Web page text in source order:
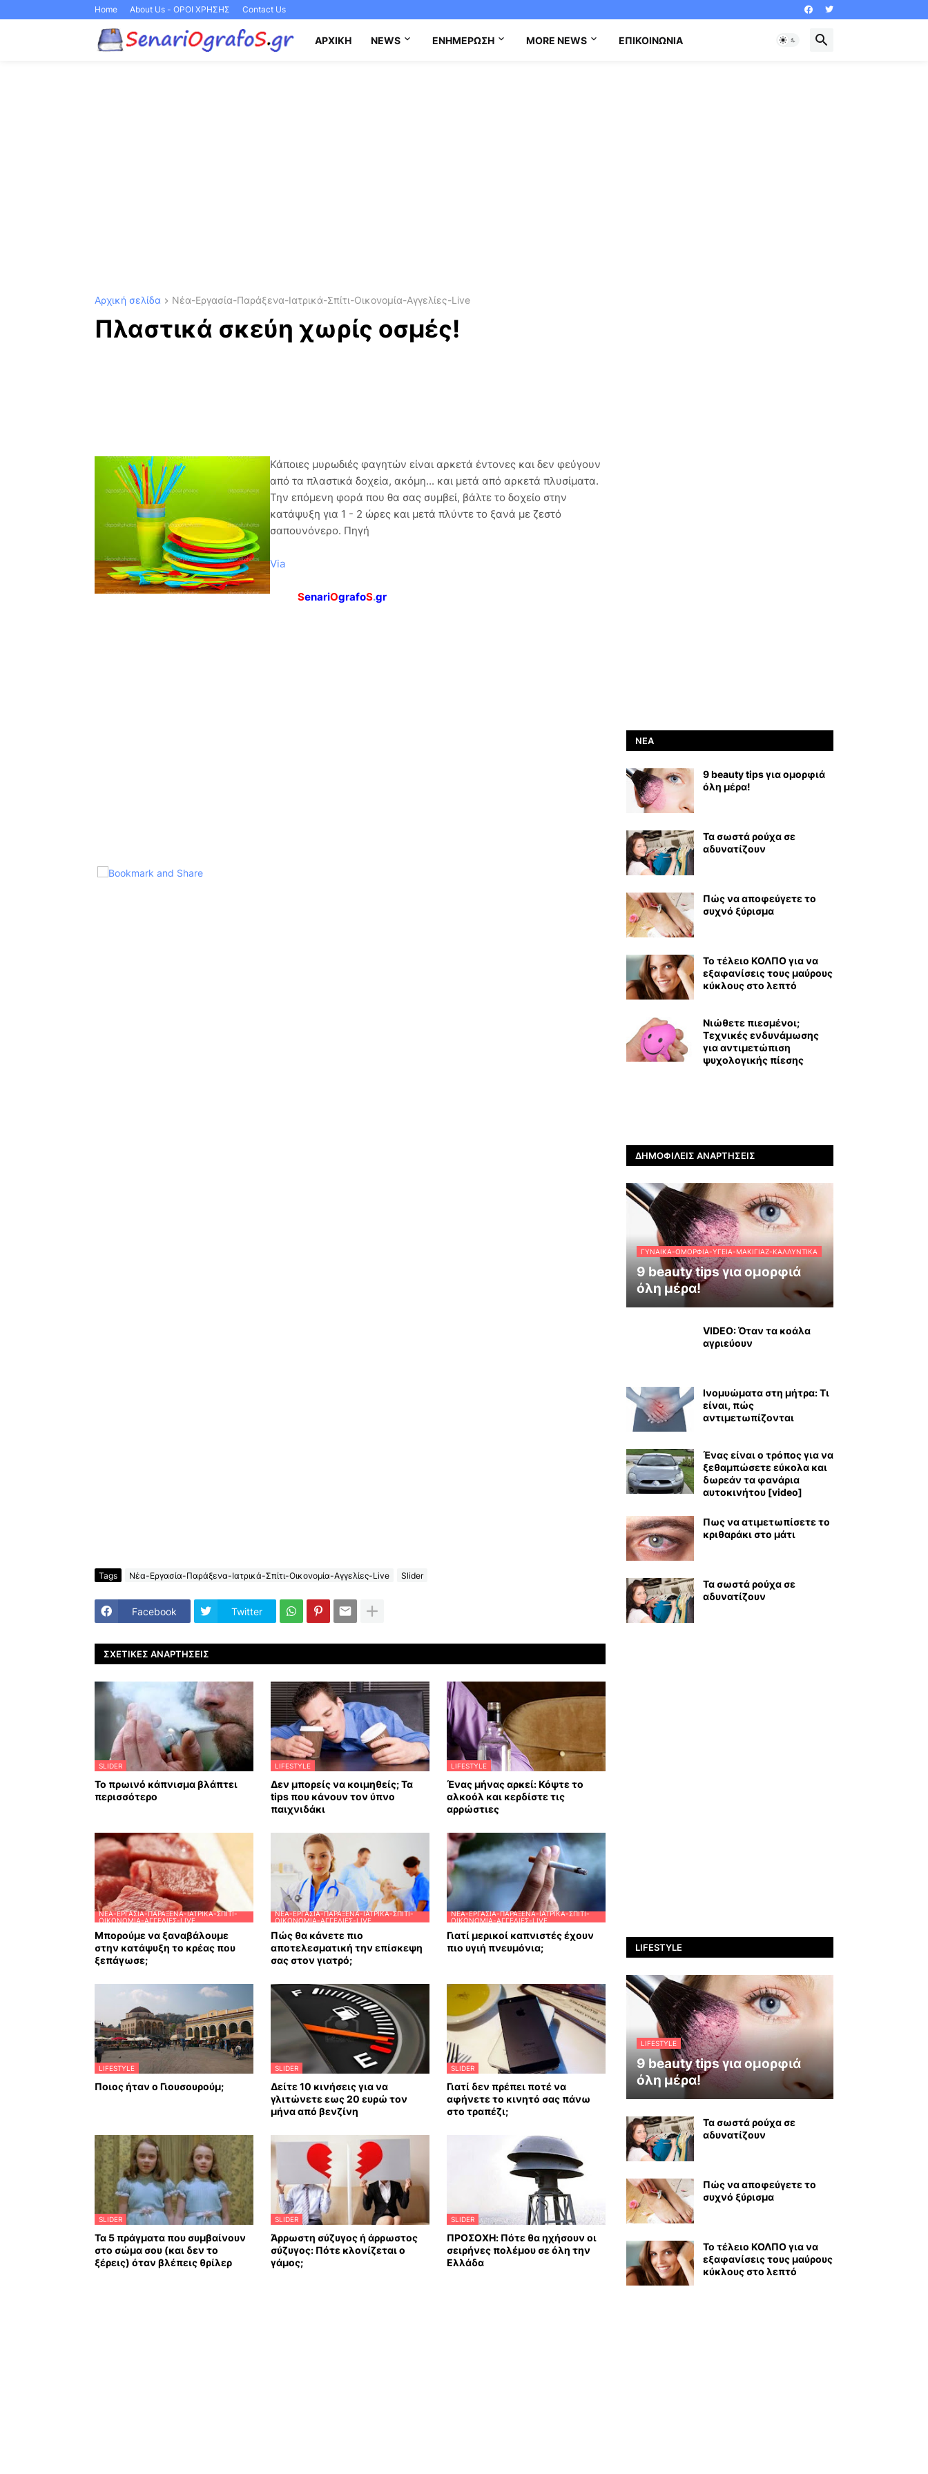
Home About Us - ΟΡΟΙ ΧΡΗΣΗΣ Contact Us
ΑΡΧΙΚΉ NEWS ΕΝΗΜΈΡΩΣΗ MORE NEWS ΕΠΙΚΟΙΝΩΝΊΑ
Αρχική σελίδα Νέα-Εργασία-Παράξενα-Ιατρικά-Σπίτι-Οικονομία-Αγγελίες-Live
Πλαστικά σκεύη χωρίς οσμές!
Κάποιες μυρωδιές φαγητών είναι αρκετά έντονες και δεν φεύγουν
από τα πλαστικά δοχεία, ακόμη... και μετά από αρκετά πλυσίματα.
Την επόμενη φορά που θα σας συμβεί, βάλτε το δοχείο στην
κατάψυξη για 1 - 2 ώρες και μετά πλύντε το ξανά με ζεστό
σαπουνόνερο. Πηγή
Via
SenariOgrafoS.gr
Tags Νέα-Εργασία-Παράξενα-Ιατρικά-Σπίτι-Οικονομία-Αγγελίες-Live Slider
Facebook Twitter
ΣΧΕΤΙΚΈΣ ΑΝΑΡΤΉΣΕΙΣ
SLIDER
Το πρωινό κάπνισμα βλάπτει
περισσότερο
LIFESTYLE
Δεν μπορείς να κοιμηθείς; Τα
tips που κάνουν τον ύπνο
παιχνιδάκι
LIFESTYLE
Ένας μήνας αρκεί: Κόψτε το
αλκοόλ και κερδίστε τις
αρρώστιες
ΝΈΑ-ΕΡΓΑΣΊΑ-ΠΑΡΆΞΕΝΑ-ΙΑΤΡΙΚΆ-ΣΠΊΤΙ-
ΟΙΚΟΝΟΜΊΑ-ΑΓΓΕΛΊΕΣ-LIVE
Μπορούμε να ξαναβάλουμε
στην κατάψυξη το κρέας που
ξεπάγωσε;
ΝΈΑ-ΕΡΓΑΣΊΑ-ΠΑΡΆΞΕΝΑ-ΙΑΤΡΙΚΆ-ΣΠΊΤΙ-
ΟΙΚΟΝΟΜΊΑ-ΑΓΓΕΛΊΕΣ-LIVE
Πώς θα κάνετε πιο
αποτελεσματική την επίσκεψη
σας στον γιατρό;
ΝΈΑ-ΕΡΓΑΣΊΑ-ΠΑΡΆΞΕΝΑ-ΙΑΤΡΙΚΆ-ΣΠΊΤΙ-
ΟΙΚΟΝΟΜΊΑ-ΑΓΓΕΛΊΕΣ-LIVE
Γιατί μερικοί καπνιστές έχουν
πιο υγιή πνευμόνια;
LIFESTYLE
Ποιος ήταν ο Γιουσουρούμ;
SLIDER
Δείτε 10 κινήσεις για να
γλιτώνετε εως 20 ευρώ τον
μήνα από βενζίνη
SLIDER
Γιατί δεν πρέπει ποτέ να
αφήνετε το κινητό σας πάνω
στο τραπέζι;
SLIDER
Τα 5 πράγματα που συμβαίνουν
στο σώμα σου (και δεν το
ξέρεις) όταν βλέπεις θρίλερ
SLIDER
Άρρωστη σύζυγος ή άρρωστος
σύζυγος: Πότε κλονίζεται ο
γάμος;
SLIDER
ΠΡΟΣΟΧΗ: Πότε θα ηχήσουν οι
σειρήνες πολέμου σε όλη την
Ελλάδα
ΝΈΑ
9 beauty tips για ομορφιά
όλη μέρα!
Τα σωστά ρούχα σε
αδυνατίζουν
Πώς να αποφεύγετε το
συχνό ξύρισμα
Το τέλειο ΚΟΛΠΟ για να
εξαφανίσεις τους μαύρους
κύκλους στο λεπτό
Νιώθετε πιεσμένοι;
Τεχνικές ενδυνάμωσης
για αντιμετώπιση
ψυχολογικής πίεσης
ΔΗΜΟΦΙΛΕΊΣ ΑΝΑΡΤΉΣΕΙΣ
ΓΥΝΑΊΚΑ-ΟΜΟΡΦΙΆ-ΥΓΕΊΑ-ΜΑΚΙΓΙΆΖ-ΚΑΛΛΥΝΤΙΚΆ
9 beauty tips για ομορφιά
όλη μέρα!
VIDEO: Όταν τα κοάλα
αγριεύουν
Ινομυώματα στη μήτρα: Τι
είναι, πώς
αντιμετωπίζονται
Ένας είναι ο τρόπος για να
ξεθαμπώσετε εύκολα και
δωρεάν τα φανάρια
αυτοκινήτου [video]
Πως να ατιμετωπίσετε το
κριθαράκι στο μάτι
Τα σωστά ρούχα σε
αδυνατίζουν
LIFESTYLE
LIFESTYLE
9 beauty tips για ομορφιά
όλη μέρα!
Τα σωστά ρούχα σε
αδυνατίζουν
Πώς να αποφεύγετε το
συχνό ξύρισμα
Το τέλειο ΚΟΛΠΟ για να
εξαφανίσεις τους μαύρους
κύκλους στο λεπτό